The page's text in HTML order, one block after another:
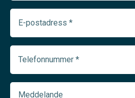
E-
postadress
(Required)
Telefonnummer
(Required)
Meddelande